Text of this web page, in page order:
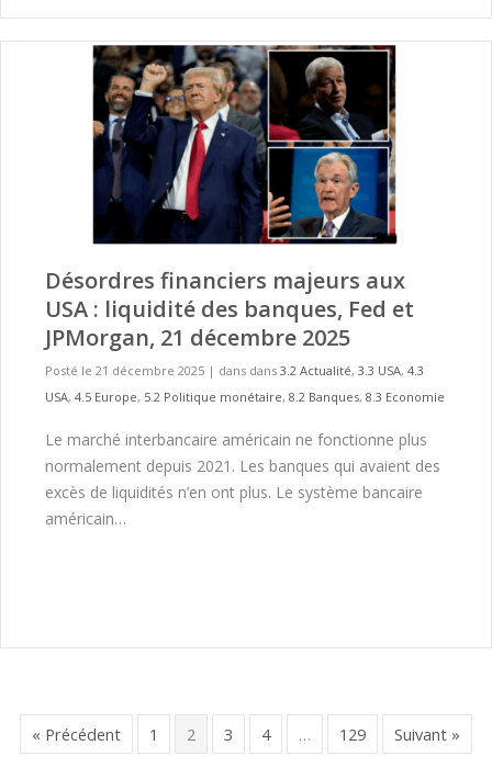
Désordres financiers majeurs aux
USA : liquidité des banques, Fed et
JPMorgan, 21 décembre 2025
Posté le 21 décembre 2025 | dans dans 3.2 Actualité, 3.3 USA, 4.3
USA, 4.5 Europe, 5.2 Politique monétaire, 8.2 Banques, 8.3 Economie
Le marché interbancaire américain ne fonctionne plus
normalement depuis 2021. Les banques qui avaient des
excès de liquidités n’en ont plus. Le système bancaire
américain…
« Précédent 1 2 3 4 … 129 Suivant »